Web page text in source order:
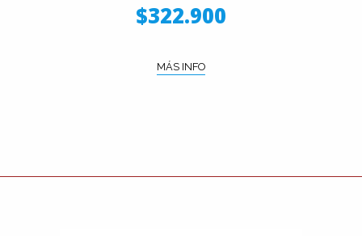
$322.900
MÁS INFO